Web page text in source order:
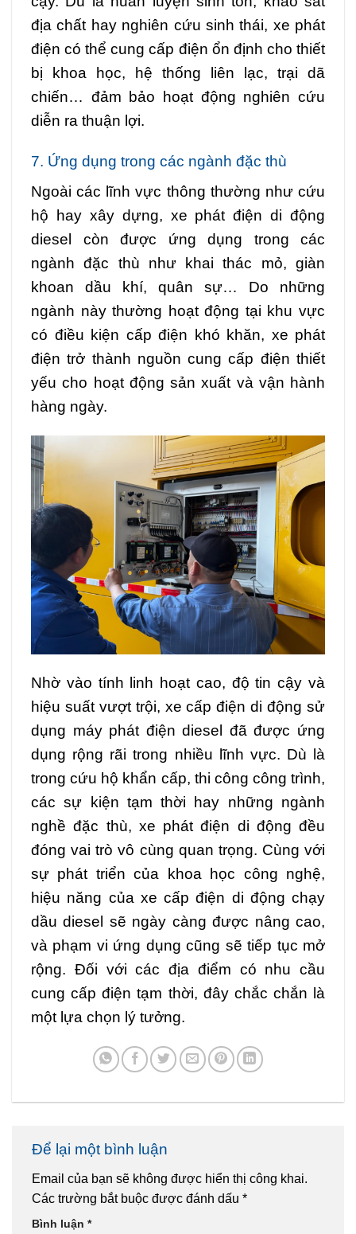
địa chất hay nghiên cứu sinh thái, xe phát
điện có thể cung cấp điện ổn định cho thiết
bị khoa học, hệ thống liên lạc, trại dã
chiến… đảm bảo hoạt động nghiên cứu
diễn ra thuận lợi.
7. Ứng dụng trong các ngành đặc thù
Ngoài các lĩnh vực thông thường như cứu
hộ hay xây dựng, xe phát điện di động
diesel còn được ứng dụng trong các
ngành đặc thù như khai thác mỏ, giàn
khoan dầu khí, quân sự… Do những
ngành này thường hoạt động tại khu vực
có điều kiện cấp điện khó khăn, xe phát
điện trở thành nguồn cung cấp điện thiết
yếu cho hoạt động sản xuất và vận hành
hàng ngày.
Nhờ vào tính linh hoạt cao, độ tin cậy và
hiệu suất vượt trội, xe cấp điện di động sử
dụng máy phát điện diesel đã được ứng
dụng rộng rãi trong nhiều lĩnh vực. Dù là
trong cứu hộ khẩn cấp, thi công công trình,
các sự kiện tạm thời hay những ngành
nghề đặc thù, xe phát điện di động đều
đóng vai trò vô cùng quan trọng. Cùng với
sự phát triển của khoa học công nghệ,
hiệu năng của xe cấp điện di động chạy
dầu diesel sẽ ngày càng được nâng cao,
và phạm vi ứng dụng cũng sẽ tiếp tục mở
rộng. Đối với các địa điểm có nhu cầu
cung cấp điện tạm thời, đây chắc chắn là
một lựa chọn lý tưởng.
Để lại một bình luận
Email của bạn sẽ không được hiển thị công khai.
Các trường bắt buộc được đánh dấu *
Bình luận *